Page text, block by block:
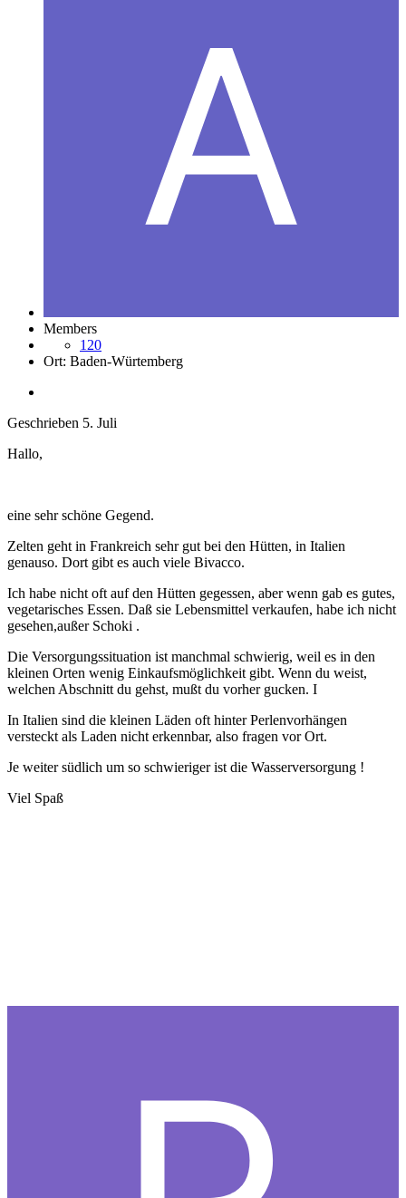
Members
120
Ort: Baden-Würtemberg
Geschrieben 5. Juli
Hallo,
eine sehr schöne Gegend.
Zelten geht in Frankreich sehr gut bei den Hütten, in Italien
genauso. Dort gibt es auch viele Bivacco.
Ich habe nicht oft auf den Hütten gegessen, aber wenn gab es gutes,
vegetarisches Essen. Daß sie Lebensmittel verkaufen, habe ich nicht
gesehen,außer Schoki .
Die Versorgungssituation ist manchmal schwierig, weil es in den
kleinen Orten wenig Einkaufsmöglichkeit gibt. Wenn du weist,
welchen Abschnitt du gehst, mußt du vorher gucken. I
In Italien sind die kleinen Läden oft hinter Perlenvorhängen
versteckt als Laden nicht erkennbar, also fragen vor Ort.
Je weiter südlich um so schwieriger ist die Wasserversorgung !
Viel Spaß